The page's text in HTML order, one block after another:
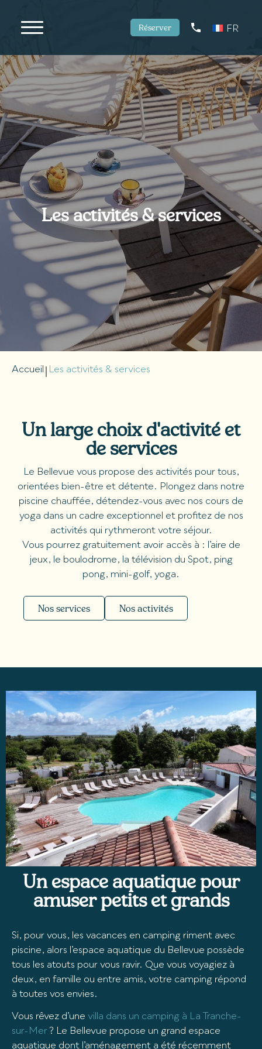
Réserver FR
Les activités & services
Accueil Les activités & services
Un large choix d'activité et
de services
Le Bellevue vous propose des activités pour tous,
orientées bien-être et détente. Plongez dans notre
piscine chauffée, détendez-vous avec nos cours de
yoga dans un cadre exceptionnel et profitez de nos
activités qui rythmeront votre séjour.
Vous pourrez gratuitement avoir accès à : l’aire de
jeux, le boulodrome, la télévision du Spot, ping
pong, mini-golf, yoga.
Nos services Nos activités
Un espace aquatique pour
amuser petits et grands
Si, pour vous, les vacances en camping riment avec
piscine, alors l’espace aquatique du Bellevue possède
tous les atouts pour vous ravir. Que vous voyagiez à
deux, en famille ou entre amis, votre camping répond
à toutes vos envies.
Vous rêvez d’une villa dans un camping à La Tranche-
sur-Mer? Le Bellevue propose un grand espace
aquatique dont l’aménagement a été récemment